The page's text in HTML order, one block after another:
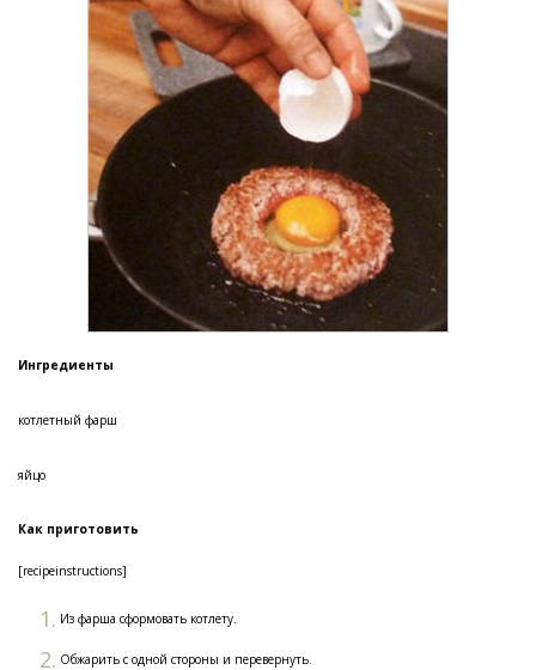
Ингредиенты
котлетный фарш
яйцо
Как приготовить
[recipeinstructions]
Из фарша сформовать котлету.
Обжарить с одной стороны и перевернуть.